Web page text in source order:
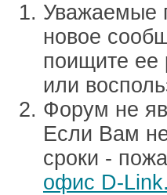
Уважаемые
новое
поищите ее
или
Форум не
Если Вам
сроки -
офис D-Link.